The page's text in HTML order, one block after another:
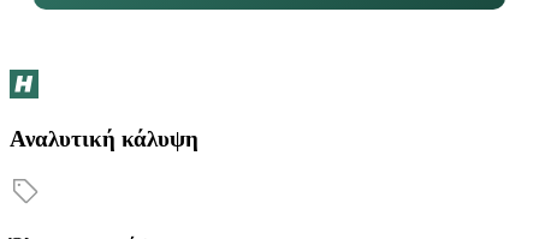
Αναλυτική κάλυψη